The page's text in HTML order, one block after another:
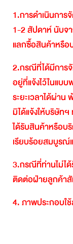
1.การดำเนินการ
1-2สัปดาห์นับจ
แลกซื้อสินค้าหรือ
2.กรณีที่ได้มีการ
อยู่ที่แจ้งไว้ในแบ
ระยะเวลาได้ผ่าน
มิได้แจ้งให้บริษัทฯ
ได้รับสินค้าหรือบ
เรียบร้อยสมบูรณ์
3.กรณีที่ท่านไม่ไ
ติดต่อฝ่ายลูกค้า
4.ภาพประกอบใ